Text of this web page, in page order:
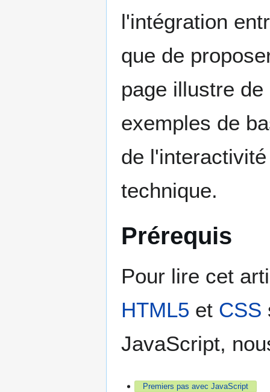
l'intégration
que de
page illustre
exemples de
de
technique.
Prérequis
Pour lire cet
HTML5 et CSS
JavaScript,
Premiers pas avec JavaScript